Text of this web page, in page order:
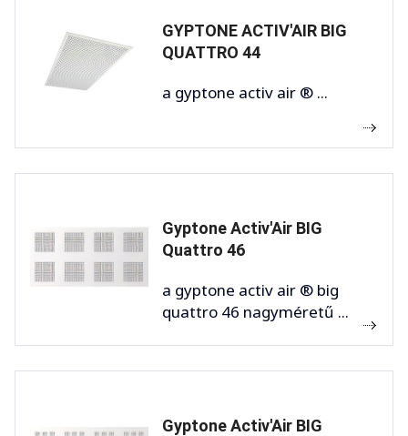
GYPTONE ACTIV'AIR BIG
QUATTRO 44
a gyptone activ air ® ...
Gyptone Activ'Air BIG
Quattro 46
a gyptone activ air ® big
quattro 46 nagyméretű ...
Gyptone Activ'Air BIG